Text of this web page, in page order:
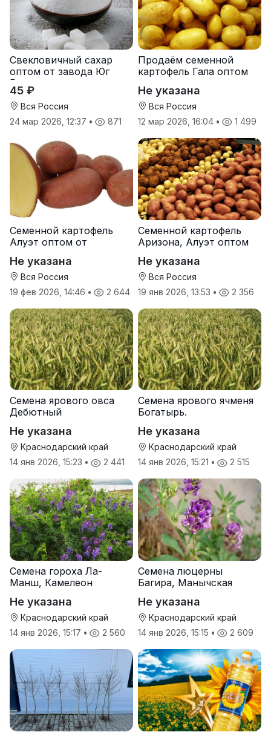
Свекловичный сахар
оптом от завода Юг
Руси
45 ₽
Вся Россия
24 мар 2026, 12:37 • 871
Продаём семенной
картофель Гала оптом
Не указана
Вся Россия
12 мар 2026, 16:04 • 1 499
Семенной картофель
Алуэт оптом от
Не указана
Вся Россия
19 фев 2026, 14:46 • 2 644
Семенной картофель
Аризона, Алуэт оптом
Не указана
Вся Россия
19 янв 2026, 13:53 • 2 356
Семена ярового овса
Дебютный
Не указана
Краснодарский край
14 янв 2026, 15:23 • 2 441
Семена ярового ячменя
Богатырь.
Не указана
Краснодарский край
14 янв 2026, 15:21 • 2 515
Семена гороха Ла-
Манш, Камелеон
Не указана
Краснодарский край
14 янв 2026, 15:17 • 2 560
Семена люцерны
Багира, Манычская
Не указана
Краснодарский край
14 янв 2026, 15:15 • 2 609